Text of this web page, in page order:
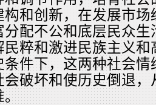
构和创新，在发展市
分配不公和底层民众
民粹和激进民族主义
条件下，这两种社会
会破坏和使历史倒退
。